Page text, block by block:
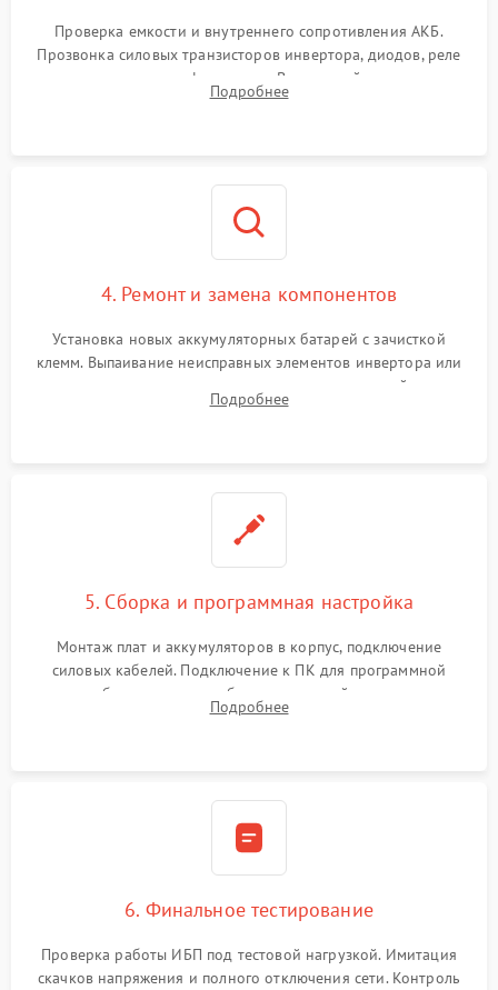
Проверка емкости и внутреннего сопротивления АКБ.
Прозвонка силовых транзисторов инвертора, диодов, реле
переключения и трансформатора. Визуальный поиск вздутых
конденсаторов и прогаров на печатной плате.
Подробнее
4. Ремонт и замена компонентов
Установка новых аккумуляторных батарей с зачисткой
клемм. Выпаивание неисправных элементов инвертора или
цепи зарядки и монтаж новых радиодеталей.
Восстановление поврежденных токоведущих дорожек и
Подробнее
5. Сборка и программная настройка
Монтаж плат и аккумуляторов в корпус, подключение
силовых кабелей. Подключение к ПК для программной
калибровки констант батареи, настройки порогов
срабатывания AVR и сброса счетчиков старения АКБ.
Подробнее
6. Финальное тестирование
Проверка работы ИБП под тестовой нагрузкой. Имитация
скачков напряжения и полного отключения сети. Контроль